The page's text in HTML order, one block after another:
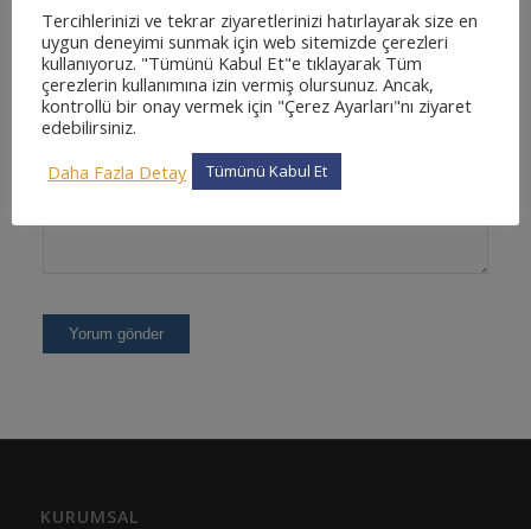
KURUMSAL
Tercihlerinizi ve tekrar ziyaretlerinizi hatırlayarak size en
uygun deneyimi sunmak için web sitemizde çerezleri
kullanıyoruz. "Tümünü Kabul Et"e tıklayarak Tüm
çerezlerin kullanımına izin vermiş olursunuz. Ancak,
kontrollü bir onay vermek için "Çerez Ayarları"nı ziyaret
edebilirsiniz.
Daha Fazla Detay
Tümünü Kabul Et